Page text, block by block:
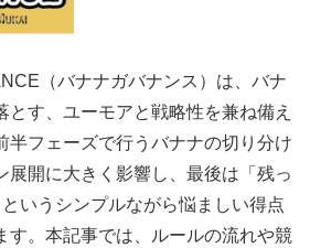
（バナナガバナンス）は、バナ
とす、ユーモアと戦略性を兼ね備え
半フェーズで行うバナナの切り分け
展開に大きく影響し、最後は「残っ
いうシンプルながら悩ましい得点
す。本記事では、ルールの流れや競